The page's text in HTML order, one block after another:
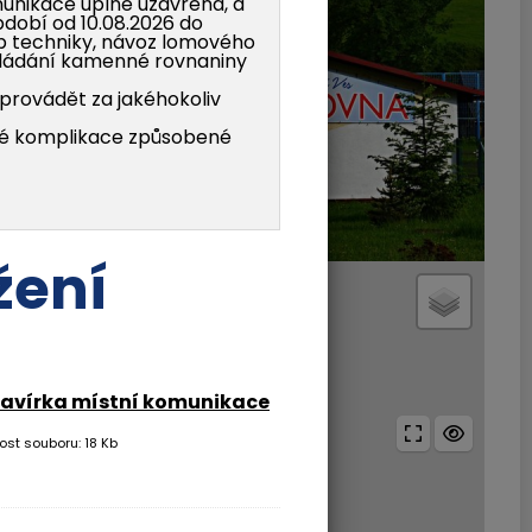
+
úplně uzavřena, a
od 10.08.2026 do
techniky, návoz lomového
kamenné rovnaniny
za jakéhokoliv
komplikace způsobené
místní komunikace
souboru: 18 Kb